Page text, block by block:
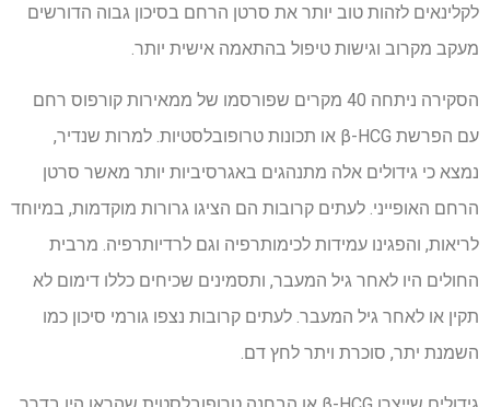
לקלינאים לזהות טוב יותר את סרטן הרחם בסיכון גבוה הדורשים
מעקב מקרוב וגישות טיפול בהתאמה אישית יותר.
הסקירה ניתחה 40 מקרים שפורסמו של ממאירות קורפוס רחם
עם הפרשת β-HCG או תכונות טרופובלסטיות. למרות שנדיר,
נמצא כי גידולים אלה מתנהגים באגרסיביות יותר מאשר סרטן
הרחם האופייני. לעתים קרובות הם הציגו גרורות מוקדמות, במיוחד
לריאות, והפגינו עמידות לכימותרפיה וגם לרדיותרפיה. מרבית
החולים היו לאחר גיל המעבר, ותסמינים שכיחים כללו דימום לא
תקין או לאחר גיל המעבר. לעתים קרובות נצפו גורמי סיכון כמו
השמנת יתר, סוכרת ויתר לחץ דם.